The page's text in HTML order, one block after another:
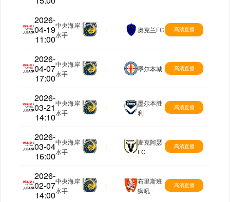
2026-
04-19
11:00
澳超
中央海岸
水手
: 奥克兰FC 高清直播
2026-
04-07
17:00
澳超
中央海岸
水手
: 墨尔本城 高清直播
2026-
03-21
14:10
澳超
中央海岸
水手
:
墨尔本胜
利
高清直播
2026-
03-04
16:00
澳超
中央海岸
水手
:
麦克阿瑟
FC
高清直播
2026-
02-07
14:00
澳超
中央海岸
水手
:
布里斯班
狮吼
高清直播